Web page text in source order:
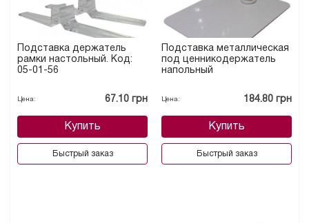
Подставка держатель
рамки настольный. Код:
05-01-56
Цена: 67.10 грн
Купить
Быстрый заказ
Подставка металлическая
под ценникодержатель
напольный
Цена: 184.80 грн
Купить
Быстрый заказ